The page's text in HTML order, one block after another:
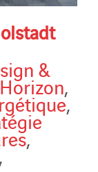
&
Horizon,
,
,